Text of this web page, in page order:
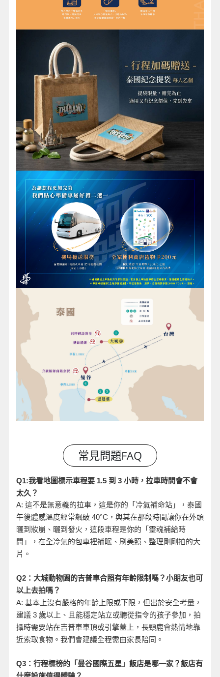
Q1:我看地圖標示車程要 1.5 到 3 小時，拉車時間會不會
太久？
A: 這不是無意義的拉車，這是你的「冷氣補命站」，泰國
午後體感溫度經常飆破 40°C ，與其在那段時間讓你在外頭
曬到妝崩、曬到發火，這段車程是你的「靈魂補給時
間」，在全冷氣的包車裡補眠、刷美照、整理剛剛拍的大
片。
Q2：大城動物園的吉普車合照有年齡限制嗎？小朋友也可
以上去拍嗎？
A: 基本上沒有嚴格的年齡上限或下限，但出於安全考量，
建議 3 歲以上、且能穩定站立或聽從指令的孩子參加，拍
攝時需要站在吉普車車頂或引擎蓋上，長頸鹿會熱情地靠
近索取食物。我們會建議全程需由家長陪同。
Q3：行程標榜的「曼谷國際五星」飯店是哪一家？飯店有